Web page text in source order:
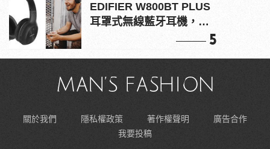
EDIFIER W800BT PLUS
耳罩式無線藍牙耳機，在
5
關於我們 隱私權政策 著作權聲明
廣告合作
我要投稿